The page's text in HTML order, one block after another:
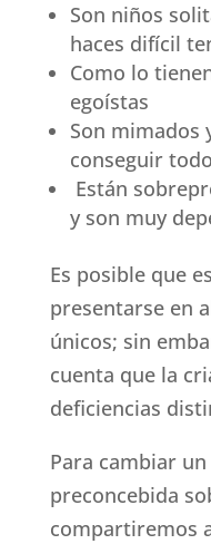
Son niños
haces difícil
Como lo
egoístas
Son mimados
conseguir
Están
y son muy
Es posible que
presentarse en
únicos; sin
cuenta que la
deficiencias
Para cambiar
preconcebida
compartiremos